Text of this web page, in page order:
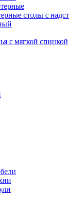
столы с
с мягкой спинкой